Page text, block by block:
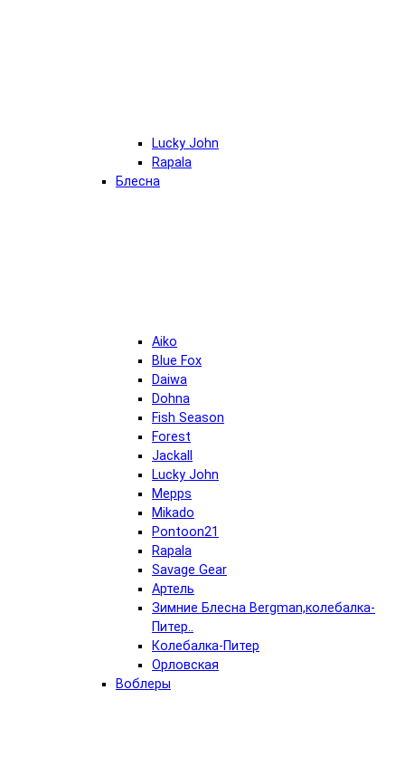
Lucky John
Rapala
Блесна
Aiko
Blue Fox
Daiwa
Dohna
Fish Season
Forest
Jackall
Lucky John
Mepps
Mikado
Pontoon21
Rapala
Savage Gear
Артель
Зимние Блесна Bergman,колебалка-
Питер..
Колебалка-Питер
Орловская
Воблеры